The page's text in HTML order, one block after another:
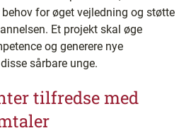
for øget vejledning og støtte
Et projekt skal øge
og generere nye
sårbare unge.
tilfredse med